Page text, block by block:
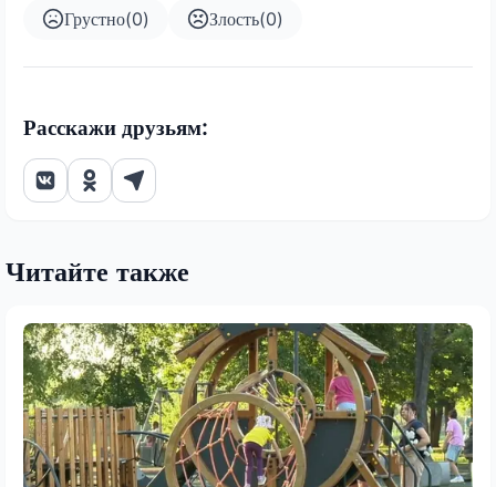
Грустно(0) Злость(0)
Расскажи друзьям:
Читайте также